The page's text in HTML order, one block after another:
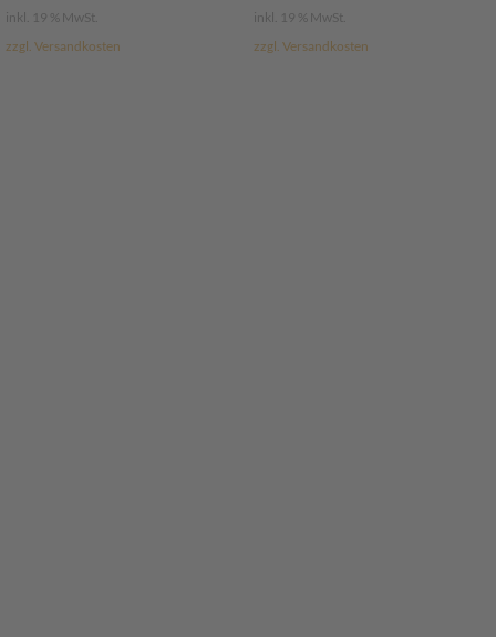
inkl. 19 % MwSt.
zzgl. Versandkosten
inkl. 19 % MwSt.
zzgl. Versandkosten